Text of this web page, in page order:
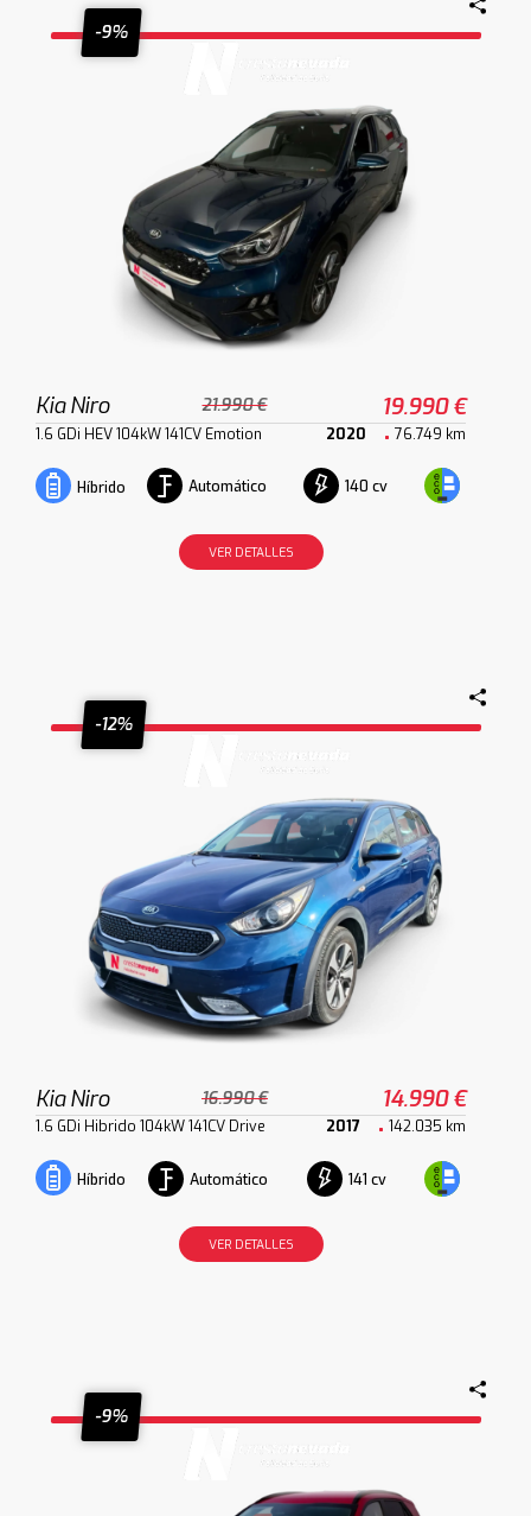
-9%
Kia Niro 21.990 € 19.990 €
1.6 GDi HEV 104kW 141CV Emotion 2020 76.749 km
Híbrido Automático 140 cv
VER DETALLES
-12%
Kia Niro 16.990 € 14.990 €
1.6 GDi Hibrido 104kW 141CV Drive 2017 142.035 km
Híbrido Automático 141 cv
VER DETALLES
-9%